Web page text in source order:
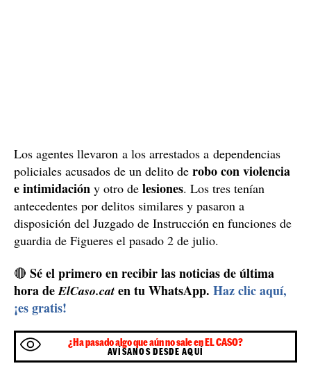
Los agentes llevaron a los arrestados a dependencias
policiales acusados de un delito de robo con violencia
e intimidación y otro de lesiones. Los tres tenían
antecedentes por delitos similares y pasaron a
disposición del Juzgado de Instrucción en funciones de
guardia de Figueres el pasado 2 de julio.
🔴 Sé el primero en recibir las noticias de última
hora deElCaso.cat en tu WhatsApp. Haz clic aquí,
¡es gratis!
¿Ha pasado algo que aún no sale en EL CASO?
AVÍSANOS DESDE AQUÍ